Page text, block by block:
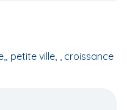
petite ville , croissance